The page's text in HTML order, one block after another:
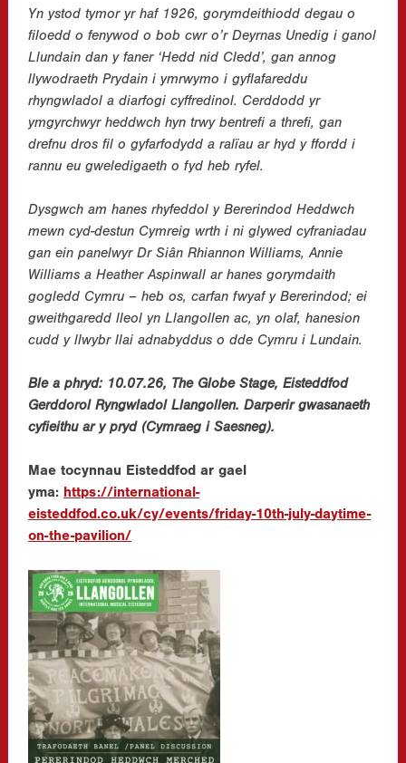
Yn ystod tymor yr haf 1926, gorymdeithiodd degau o
filoedd o fenywod o bob cwr o’r Deyrnas Unedig i ganol
Llundain dan y faner ‘Hedd nid Cledd’, gan annog
llywodraeth Prydain i ymrwymo i gyflafareddu
rhyngwladol a diarfogi cyffredinol. Cerddodd yr
ymgyrchwyr heddwch hyn trwy bentrefi a threfi, gan
drefnu dros fil o gyfarfodydd a ralïau ar hyd y ffordd i
rannu eu gweledigaeth o fyd heb ryfel.
Dysgwch am hanes rhyfeddol y Bererindod Heddwch
mewn cyd-destun Cymreig wrth i ni glywed cyfraniadau
gan ein panelwyr Dr Siân Rhiannon Williams, Annie
Williams a Heather Aspinwall ar hanes gorymdaith
gogledd Cymru – heb os, carfan fwyaf y Bererindod; ei
gweithgaredd lleol yn Llangollen ac, yn olaf, hanesion
cudd y llwybr llai adnabyddus o dde Cymru i Lundain.
Ble a phryd: 10.07.26, The Globe Stage, Eisteddfod
Gerddorol Ryngwladol Llangollen. Darperir gwasanaeth
cyfieithu ar y pryd (Cymraeg i Saesneg).
Mae tocynnau Eisteddfod ar gael
yma:https://international-
eisteddfod.co.uk/cy/events/friday-10th-july-daytime-
on-the-pavilion/